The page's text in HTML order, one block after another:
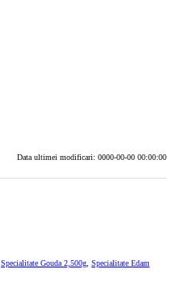
Data ultimei modificari: 0000-00-00 00:00:00
Specialitate Gouda 2,500g Specialitate Edam